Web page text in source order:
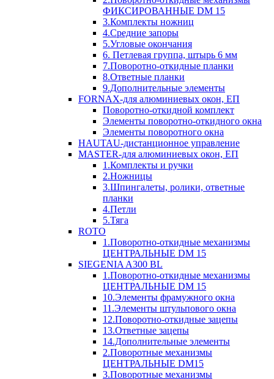
ФИКСИРОВАННЫЕ DM 15
3.Комплекты ножниц
4.Средние запоры
5.Угловые окончания
6. Петлевая группа, штырь 6 мм
7.Поворотно-откидные планки
8.Ответные планки
9.Дополнительные элементы
FORNAX-для алюминиевых окон, ЕП
Поворотно-откидной комплект
Элементы поворотно-откидного окна
Элементы поворотного окна
HAUTAU-дистанционное управление
MASTER-для алюминиевых окон, ЕП
1.Комплекты и ручки
2.Ножницы
3.Шпингалеты, ролики, ответные
планки
4.Петли
5.Тяга
ROTO
1.Поворотно-откидные механизмы
ЦЕНТРАЛЬНЫЕ DM 15
SIEGENIA A300 BL
1.Поворотно-откидные механизмы
ЦЕНТРАЛЬНЫЕ DM 15
10.Элементы фрамужного окна
11.Элементы штульпового окна
12.Поворотно-откидные зацепы
13.Ответные зацепы
14.Дополнительные элементы
2.Поворотные механизмы
ЦЕНТРАЛЬНЫЕ DM15
3.Поворотные механизмы